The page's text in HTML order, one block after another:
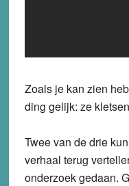
Zoals je kan zien
ding gelijk: ze
Twee van de drie
verhaal terug
onderzoek gedaan.